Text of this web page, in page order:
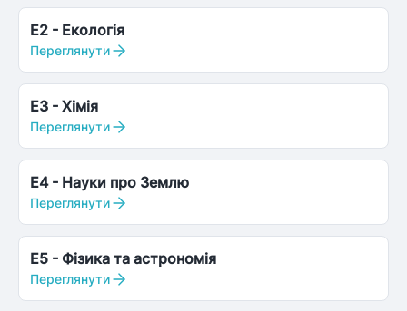
E2 - Екологія
Переглянути
E3 - Хімія
Переглянути
E4- Науки про Землю
Переглянути
E5 - Фізика та астрономія
Переглянути